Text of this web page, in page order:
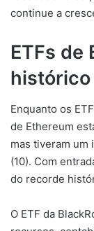
continue a
ETFs de
histórico
Enquanto os
de Ethereum
mas tiveram
(10). Com
do recorde
O ETF da